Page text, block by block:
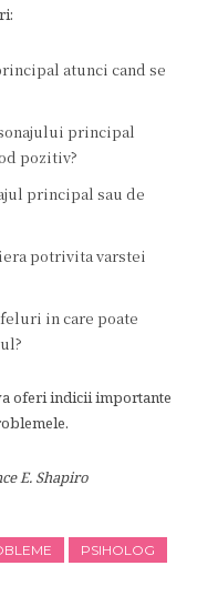
atunci cand se
principal
pozitiv?
principal sau de
potrivita varstei
in care poate
oferi indicii importante
E. Shapiro
PSIHOLOG